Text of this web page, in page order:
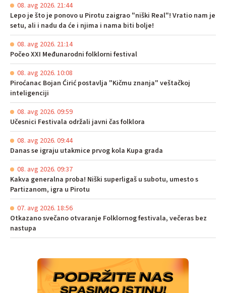
08. avg 2026. 21:44
Lepo je što je ponovo u Pirotu zaigrao "niški Real"! Vratio nam je
setu, ali i nadu da će i njima i nama biti bolje!
08. avg 2026. 21:14
Počeo XXI Međunarodni folklorni festival
08. avg 2026. 10:08
Piroćanac Bojan Ćirić postavlja "Kičmu znanja" veštačkoj
inteligenciji
08. avg 2026. 09:59
Učesnici Festivala održali javni čas folklora
08. avg 2026. 09:44
Danas se igraju utakmice prvog kola Kupa grada
08. avg 2026. 09:37
Kakva generalna proba! Niški superligaš u subotu, umesto s
Partizanom, igra u Pirotu
07. avg 2026. 18:56
Otkazano svečano otvaranje Folklornog festivala, večeras bez
nastupa